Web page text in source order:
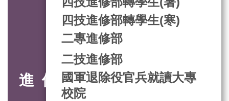
進修部招生
四技進修部轉學生(寒)
二專進修部
二技進修部
國軍退除役官兵就讀大專
校院